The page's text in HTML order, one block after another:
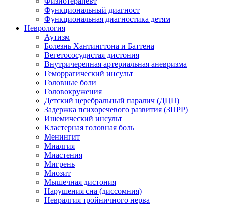
Функциональный диагност
Функциональная диагностика детям
Неврология
Аутизм
Болезнь Хантингтона и Баттена
Вегетососудистая дистония
Внутричерепная артериальная аневризма
Геморрагический инсульт
Головные боли
Головокружения
Детский церебральный паралич (ДЦП)
Задержка психоречевого развития (ЗПРР)
Ишемический инсульт
Кластерная головная боль
Менингит
Миалгия
Миастения
Мигрень
Миозит
Мышечная дистония
Нарушения сна (диссомния)
Невралгия тройничного нерва